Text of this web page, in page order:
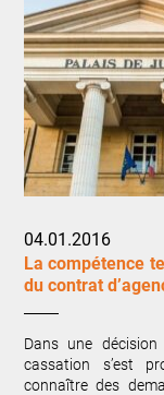
04.01.2016
La compétence
du contrat
Dans une
cassation s’est
connaître des